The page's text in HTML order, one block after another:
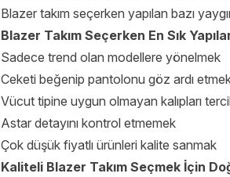
Blazer takım seçerken yapılan bazı
Blazer Takım Seçerken En Sık
Sadece trend olan modellere yönelmek
Ceketi beğenip pantolonu göz ardı
Vücut tipine uygun olmayan kalıpları
Astar detayını kontrol etmemek
Çok düşük fiyatlı ürünleri kalite sanmak
Kaliteli Blazer Takım Seçmek İçin